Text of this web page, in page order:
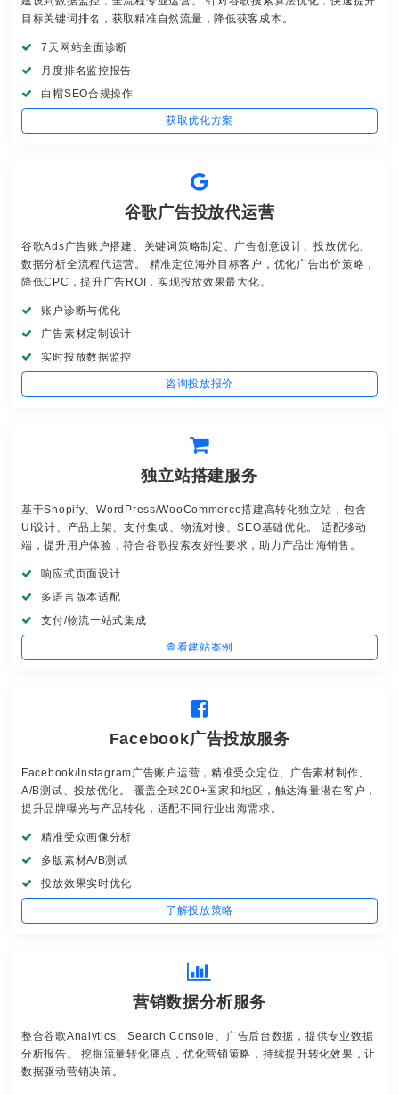
目标关键词排名，获取精准自然流量，降低获客成本。
7天网站全面诊断
月度排名监控报告
白帽SEO合规操作
获取优化方案
谷歌广告投放代运营
谷歌Ads广告账户搭建、关键词策略制定、广告创意设计、投放优化、
数据分析全流程代运营。 精准定位海外目标客户，优化广告出价策略，
降低CPC，提升广告ROI，实现投放效果最大化。
账户诊断与优化
广告素材定制设计
实时投放数据监控
咨询投放报价
独立站搭建服务
基于Shopify、WordPress/WooCommerce搭建高转化独立站，包含
UI设计、产品上架、支付集成、物流对接、SEO基础优化。 适配移动
端，提升用户体验，符合谷歌搜索友好性要求，助力产品出海销售。
响应式页面设计
多语言版本适配
支付/物流一站式集成
查看建站案例
Facebook广告投放服务
Facebook/Instagram广告账户运营，精准受众定位、广告素材制作、
A/B测试、投放优化。 覆盖全球200+国家和地区，触达海量潜在客户，
提升品牌曝光与产品转化，适配不同行业出海需求。
精准受众画像分析
多版素材A/B测试
投放效果实时优化
了解投放策略
营销数据分析服务
整合谷歌Analytics、Search Console、广告后台数据，提供专业数据
分析报告。 挖掘流量转化痛点，优化营销策略，持续提升转化效果，让
数据驱动营销决策。